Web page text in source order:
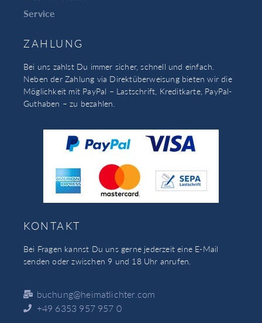
Service
ZAHLUNG
Bei uns zahlst Du immer sicher, schnell und einfach.
Neben der Zahlung via Direktüberweisung bieten wir die
Möglichkeit mit PayPal – Lastschrift, Kreditkarte, PayPal-
Guthaben – zu bezahlen.
KONTAKT
Bei Fragen kannst Du uns gerne jederzeit eine E-Mail
senden oder zwischen 9 und 18 Uhr anrufen.
buchung@heimatlichter.com
+49 6353 957 957 0